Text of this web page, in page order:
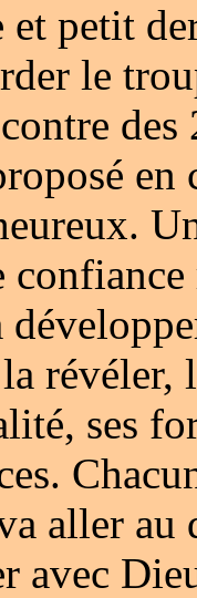
et petit
le
révéler,
ses
aller au
avec